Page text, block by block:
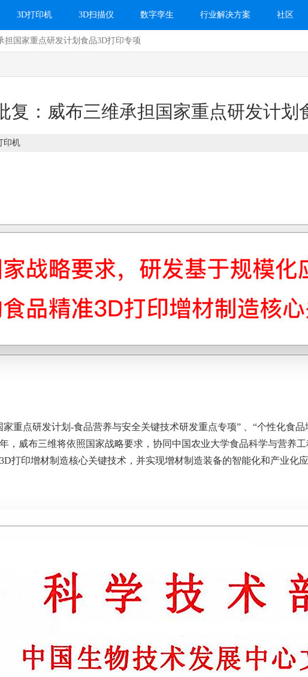
3D打印机 3D扫描仪 数字孪生 行业解决方案 社区
担国家重点研发计划食品3D打印专项
复：威布三维承担国家重点研发计划
印机
家重点研发计划-食品营养与安全关键技术研发重点专项” 、“个性化食
，威布三维将依照国家战略要求，协同中国农业大学食品科学与营养
打印增材制造核心关键技术，并实现增材制造装备的智能化和产业化应